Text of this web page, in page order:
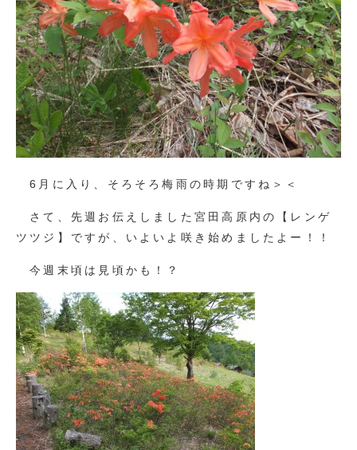
6月に入り、そろそろ梅雨の時期ですね＞＜
さて、先週お伝えしました宮田高原内の【レンゲ
ツツジ】ですが、いよいよ咲き始めましたよー！！
今週末頃は見頃かも！？